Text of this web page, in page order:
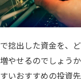
捻出した資金を、
やせるのでしょう
いおすすめの投資